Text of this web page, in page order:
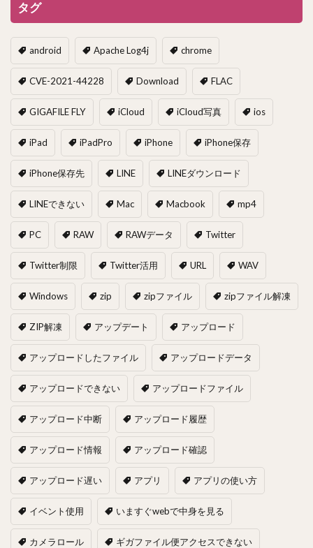
タグ
android Apache Log4j chrome
CVE-2021-44228 Download FLAC
GIGAFILE FLY iCloud iCloud写真 ios
iPad iPadPro iPhone iPhone保存
iPhone保存先 LINE LINEダウンロード
LINEできない Mac Macbook mp4
PC RAW RAWデータ Twitter
Twitter制限 Twitter活用 URL WAV
Windows zip zipファイル zipファイル解凍
ZIP解凍 アップデート アップロード
アップロードしたファイル アップロードデータ
アップロードできない アップロードファイル
アップロード中断 アップロード履歴
アップロード情報 アップロード確認
アップロード遅い アプリ アプリの使い方
イベント使用 いますぐwebで中身を見る
カメラロール ギガファイル便アクセスできない